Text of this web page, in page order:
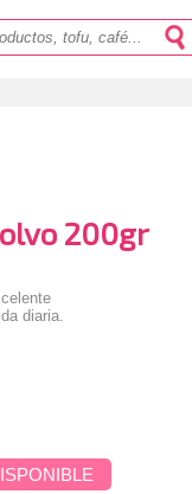
200gr
diaria.